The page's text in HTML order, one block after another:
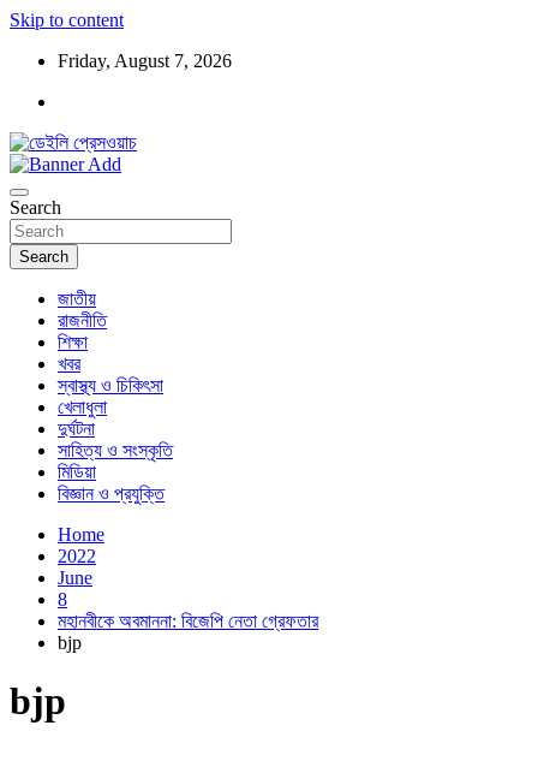
Skip to content
Friday, August 7, 2026
ডেইলি প্রেসওয়াচ
Search
Search
জাতীয়
রাজনীতি
শিক্ষা
খবর
স্বাস্থ্য ও চিকিৎসা
খেলাধুলা
দুর্ঘটনা
সাহিত্য ও সংস্কৃতি
মিডিয়া
বিজ্ঞান ও প্রযুক্তি
Home
2022
June
8
মহানবীকে অবমাননা: বিজেপি নেতা গ্রেফতার
bjp
bjp